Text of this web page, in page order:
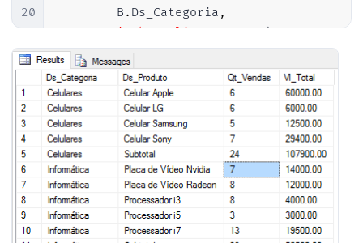
20
21
22
23
24
25
26
27
28
29
30
31
        B
. Ds_Categoria ,
'Subtotal' AS Ds_Produto,
COUNT(*) AS Qt_Vendas,
SUM(B.Preco) AS Vl_Total
JOIN #Produtos B ON A.Cd_Produto
BY
        B
.Ds_Categoria
UNION ALL